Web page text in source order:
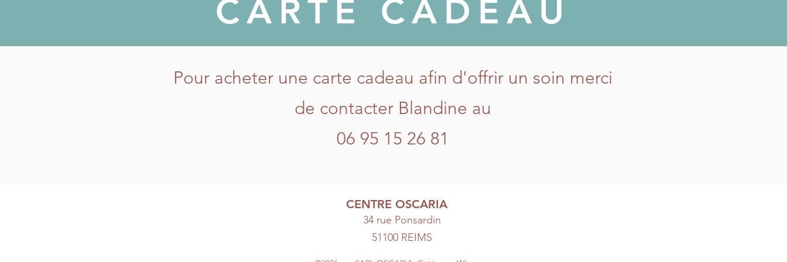
CARTE CADEAU
Pour acheter une carte cadeau afin d'offrir un soin merci
de contacter Blandine au
06 95 15 26 81
CENTRE OSCARIA
34 rue Ponsardin
51100 REIMS